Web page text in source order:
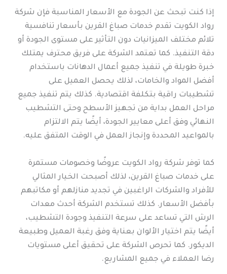
إذا كنت تبحث عن الجودة مع الأسعار المناسبة فإن شركة
رواد الكويت تقدم خدمات صباغ القرين بأسعار تنافسية
تلائم مختلف الميزانيات دون التأثير على مستوى الجودة أو
دقة التنفيذ. كما تعتمد الشركة على فريق محترف يمتلك
خبرة طويلة في تنفيذ جميع أعمال الدهانات باستخدام
أفضل المواد والخامات، لذلك يحصل العميل على
تشطيبات راقية بتكلفة اقتصادية. كذلك يتم تنفيذ جميع
مراحل العمل بداية من تجهيز الأسطح وحتى التشطيب
النهائي وفق أعلى معايير الجودة، أيضًا يتم الالتزام
بالمواعيد المحددة وإنجاز العمل في الوقت المتفق عليه.
كما توفر شركة رواد الكويت عروضًا وخصومات مستمرة
على خدمات صباغ القرين، لذلك أصبحت الخيار المثالي
للأفراد والشركات الراغبين في تجديد منازلهم أو مكاتبهم
بأفضل الأسعار. كذلك تستخدم الشركة أحدث معدات
الرش التي تساعد على سرعة التنفيذ وجودة التشطيب،
أيضًا يتم اختيار الألوان بعناية وفق رغبة العميل وطبيعة
الديكور. كما تحرص الشركة على تحقيق أعلى مستويات
رضا العملاء في جميع المشاريع.